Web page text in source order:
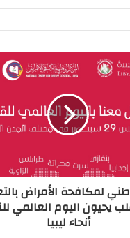
لمكافحة الأمراض
يحيون اليوم العالمي
أنحاء ليبيا